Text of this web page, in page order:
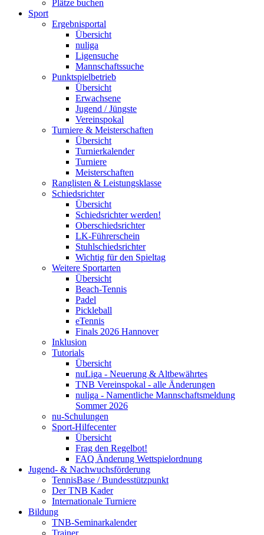
Plätze buchen
Sport
Ergebnisportal
Übersicht
nuliga
Ligensuche
Mannschaftssuche
Punktspielbetrieb
Übersicht
Erwachsene
Jugend / Jüngste
Vereinspokal
Turniere & Meisterschaften
Übersicht
Turnierkalender
Turniere
Meisterschaften
Ranglisten & Leistungsklasse
Schiedsrichter
Übersicht
Schiedsrichter werden!
Oberschiedsrichter
LK-Führerschein
Stuhlschiedsrichter
Wichtig für den Spieltag
Weitere Sportarten
Übersicht
Beach-Tennis
Padel
Pickleball
eTennis
Finals 2026 Hannover
Inklusion
Tutorials
Übersicht
nuLiga - Neuerung & Altbewährtes
TNB Vereinspokal - alle Änderungen
nuliga - Namentliche Mannschaftsmeldung
Sommer 2026
nu-Schulungen
Sport-Hilfecenter
Übersicht
Frag den Regelbot!
FAQ Änderung Wettspielordnung
Jugend- & Nachwuchsförderung
TennisBase / Bundesstützpunkt
Der TNB Kader
Internationale Turniere
Bildung
TNB-Seminarkalender
Trainer